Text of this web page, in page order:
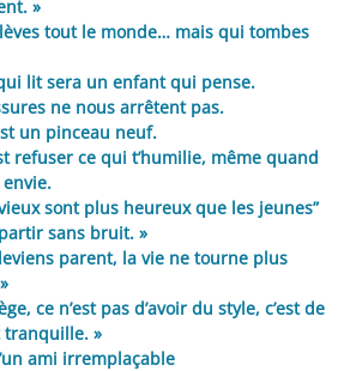
»
tout le monde… mais qui tombes
lit sera un enfant qui pense.
ne nous arrêtent pas.
un pinceau neuf.
refuser ce qui t’humilie, même quand
sont plus heureux que les jeunes”
sans bruit. »
parent, la vie ne tourne plus
ce n’est pas d’avoir du style, c’est de
tranquille. »
ami irremplaçable